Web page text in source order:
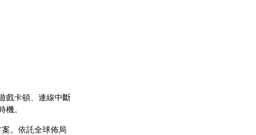
戲卡頓、連線中斷
。
。依託全球佈局